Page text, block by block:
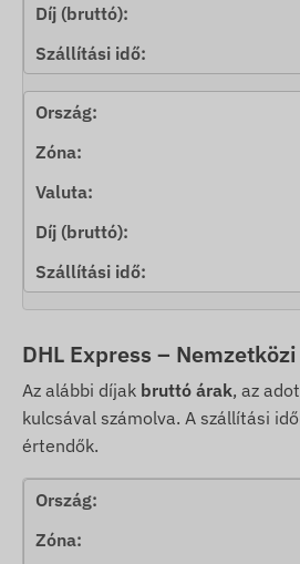
DHL Express –
Az alábbi díjak bruttó árak, az
kulcsával számolva. A szállítási
értendők.